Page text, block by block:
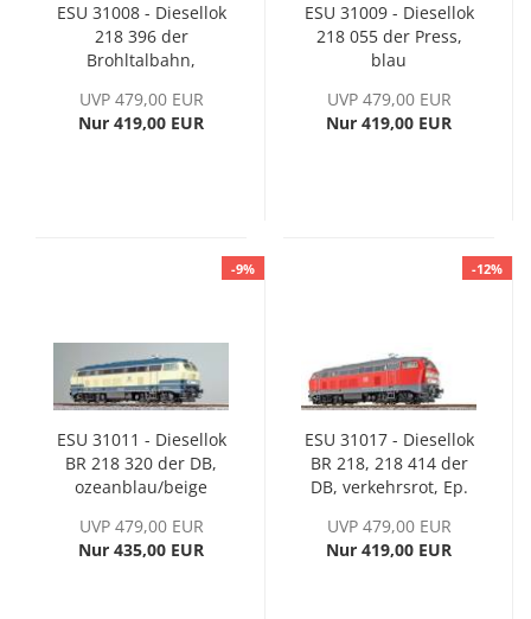
ESU 31008 - Diesellok
218 396 der
Brohltalbahn,
UVP 479,00 EUR
Nur 419,00 EUR
ESU 31009 - Diesellok
218 055 der Press,
blau
UVP 479,00 EUR
Nur 419,00 EUR
-9%
ESU 31011 - Diesellok
BR 218 320 der DB,
ozeanblau/beige
UVP 479,00 EUR
Nur 435,00 EUR
-12%
ESU 31017 - Diesellok
BR 218, 218 414 der
DB, verkehrsrot, Ep.
UVP 479,00 EUR
Nur 419,00 EUR